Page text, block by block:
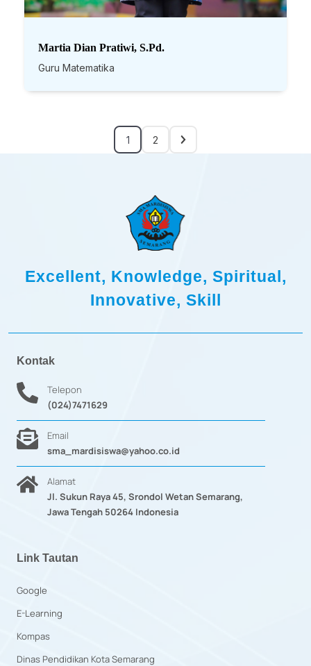
Martia Dian Pratiwi, S.Pd.
Guru Matematika
1 2
Excellent, Knowledge, Spiritual,
Innovative, Skill
Kontak
Telepon
(024)7471629
Email
sma_mardisiswa@yahoo.co.id
Alamat
Jl. Sukun Raya 45, Srondol Wetan Semarang,
Jawa Tengah 50264 Indonesia
Link Tautan
Google
E-Learning
Kompas
Dinas Pendidikan Kota Semarang